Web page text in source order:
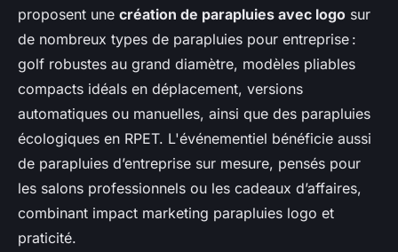
proposent une création de parapluies avec logo sur
de nombreux types de parapluies pour entreprise :
golf robustes au grand diamètre, modèles pliables
compacts idéals en déplacement, versions
automatiques ou manuelles, ainsi que des parapluies
écologiques en RPET. L'événementiel bénéficie aussi
de parapluies d’entreprise sur mesure, pensés pour
les salons professionnels ou les cadeaux d’affaires,
combinant impact marketing parapluies logo et
praticité.